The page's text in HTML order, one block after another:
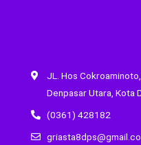
JL. Hos
Denpasar Utara, Kota
(0361) 428182